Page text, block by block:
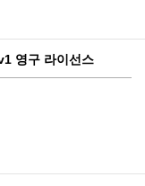
영구 라이선스